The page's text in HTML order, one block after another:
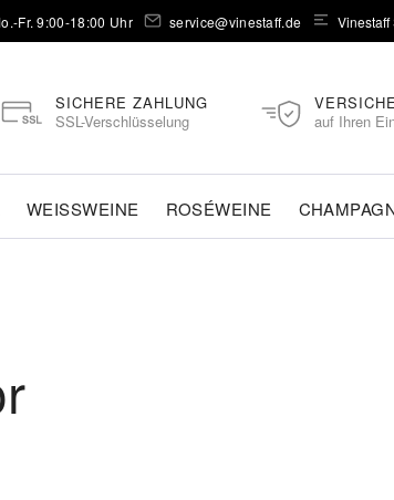
Fr. 9:00-18:00 Uhr service@vinestaff.de Vinestaff
SICHERE ZAHLUNG
SSL-Verschlüsselung
auf Ihren
WEISSWEINE ROSÉWEINE